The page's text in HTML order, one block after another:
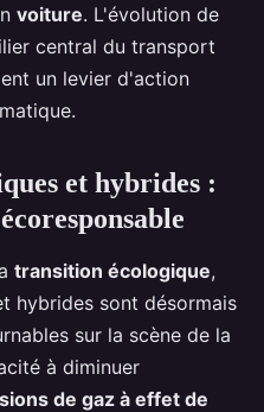
voiture. L'évolution de
central du transport
un levier d'action
et hybrides :
transition écologique,
hybrides sont désormais
sur la scène de la
à diminuer
de gaz à effet de